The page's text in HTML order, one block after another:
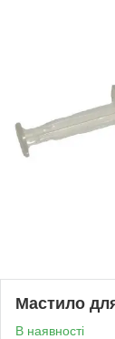
Мастило
В наявності